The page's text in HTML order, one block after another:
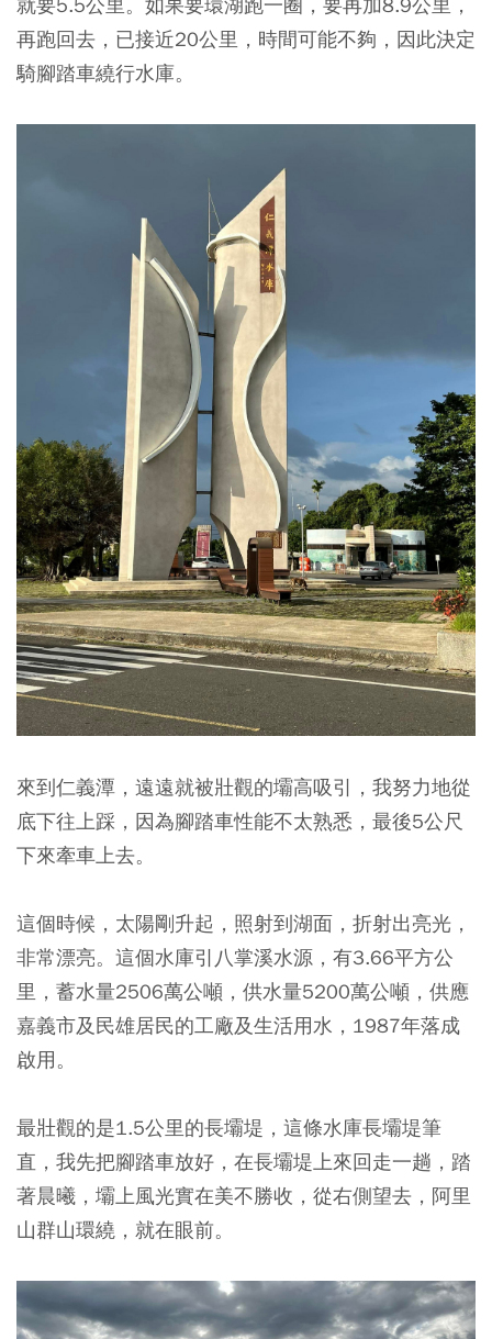
就要5.5公里。如果要環湖跑一圈，要再加8.9公里，
再跑回去，已接近20公里，時間可能不夠，因此決定
騎腳踏車繞行水庫。
來到仁義潭，遠遠就被壯觀的壩高吸引，我努力地從
底下往上踩，因為腳踏車性能不太熟悉，最後5公尺
下來牽車上去。
這個時候，太陽剛升起，照射到湖面，折射出亮光，
非常漂亮。這個水庫引八掌溪水源，有3.66平方公
里，蓄水量2506萬公噸，供水量5200萬公噸，供應
嘉義市及民雄居民的工廠及生活用水，1987年落成
啟用。
最壯觀的是1.5公里的長壩堤，這條水庫長壩堤筆
直，我先把腳踏車放好，在長壩堤上來回走一趟，踏
著晨曦，壩上風光實在美不勝收，從右側望去，阿里
山群山環繞，就在眼前。